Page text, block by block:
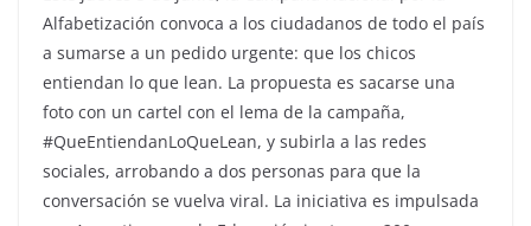
Alfabetización convoca a los ciudadanos de todo el país
a sumarse a un pedido urgente: que los chicos
entiendan lo que lean. La propuesta es sacarse una
foto con un cartel con el lema de la campaña,
#QueEntiendanLoQueLean, y subirla a las redes
sociales, arrobando a dos personas para que la
conversación se vuelva viral. La iniciativa es impulsada